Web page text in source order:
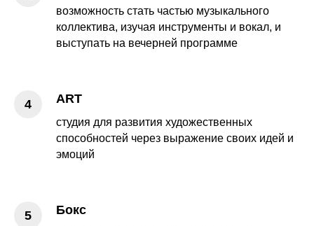
возможность стать частью музыкального
коллектива, изучая инструменты и вокал, и
выступать на вечерней программе
ART
студия для развития художественных
способностей через выражение своих идей и
эмоций
Бокс